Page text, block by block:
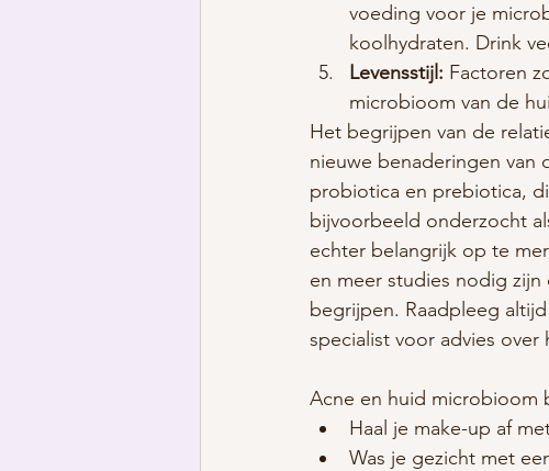
voeding voor je
koolhydraten. Drink
Levensstijl: Factoren
microbioom van de
Het begrijpen van de
nieuwe benaderingen van
probiotica en prebiotica,
bijvoorbeeld onderzocht
echter belangrijk op te
en meer studies nodig
begrijpen. Raadpleeg
specialist voor advies
Acne en huid microbioom
Haal je make-up af
Was je gezicht met